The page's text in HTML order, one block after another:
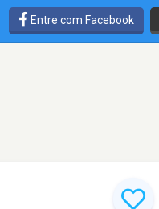
Entre com Facebook